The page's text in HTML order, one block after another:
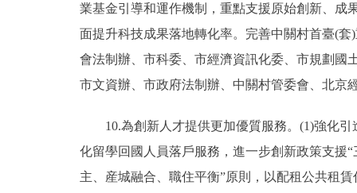
業基金引導和運作機制，重點支援原始創新、成
面提升科技成果落地轉化率。完善中關村首臺(
會法制辦、市科委、市經濟資訊化委、市規劃國
市文資辦、市政府法制辦、中關村管委會、北京
10.為創新人才提供更加優質服務。(1)強化引
化留學回國人員落戶服務，進一步創新政策支援
主、産城融合、職住平衡”原則，以配租公共租